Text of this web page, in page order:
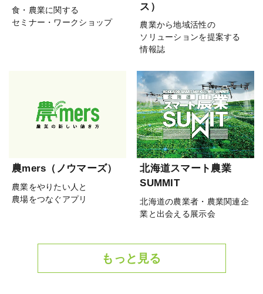
食・農業に関する
セミナー・ワークショップ
ス）
農業から地域活性の
ソリューションを提案する
情報誌
農mers（ノウマーズ）
農業をやりたい人と
農場をつなぐアプリ
北海道スマート農業
SUMMIT
北海道の農業者・農業関連企
業と出会える展示会
もっと見る